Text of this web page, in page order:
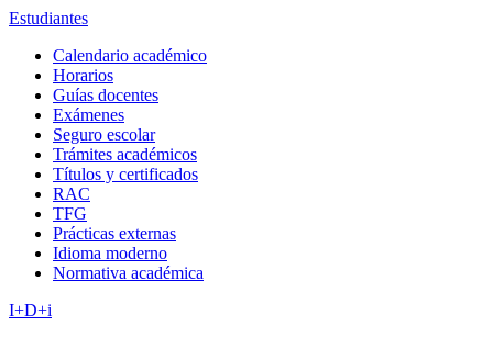
Estudiantes
Calendario académico
Horarios
Guías docentes
Exámenes
Seguro escolar
Trámites académicos
Títulos y certificados
RAC
TFG
Prácticas externas
Idioma moderno
Normativa académica
I+D+i